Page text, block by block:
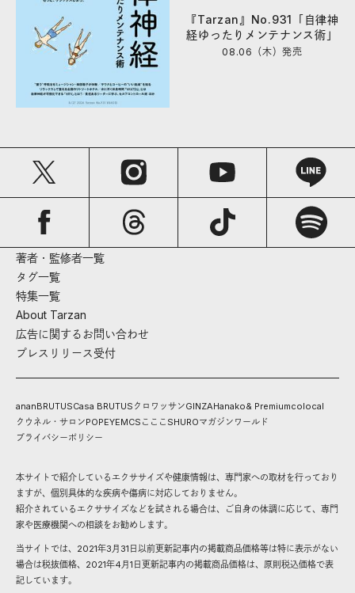
『Tarzan』No.931「自律神
経ゆったりメンテナンス術」
08.06（木）発売
著者・監修者一覧
タグ一覧
特集一覧
About Tarzan
広告に関するお問い合わせ
プレスリリース受付
ananBRUTUSCasa BRUTUS クロワッサンGINZAHanako& Premiumcolocal
クウネル・サロンPOPEYEMCS こここ SHUROマガジンワールド
プライバシーポリシー
本サイトで紹介しているエクササイズや健康情報は、専門家への取材を行っており
ますが、個別具体的な疾病や傷病に対応しておりません。
紹介されているエクササイズなどを試される場合は、ご自身の体調に応じて、専門
家や医療機関への相談をお勧めします。
当サイトでは、2021年3月31日以前更新記事内の掲載商品価格等は特に表示がない
場合は税抜価格、2021年4月1日更新記事内の掲載商品価格は、原則税込価格で表
記しています。